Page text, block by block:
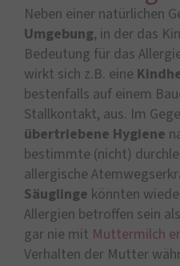
Neben einer natürlichen
Umgebung, in der das
Bedeutung für das
wirkt sich z.B. eine
bestenfalls auf einem
Stallkontakt, aus. Im
übertriebene Hygiene
bestimmte (nicht)
allergische
Säuglinge könnten
Allergien betroffen sein
gar nie mit Muttermilch
Verhalten der Mutter